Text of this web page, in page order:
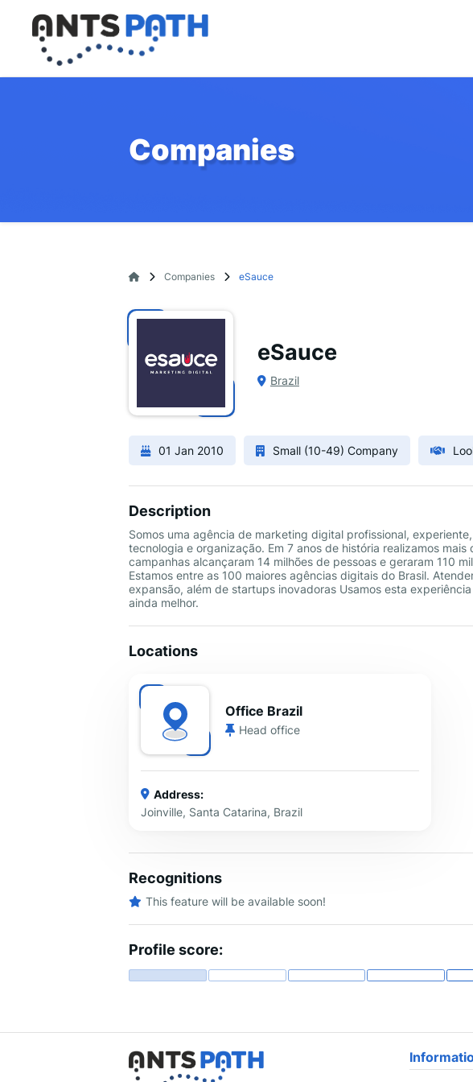
Companies
Companies eSauce
eSauce
Brazil
01 Jan 2010 Small (10-49) Company
Description
Somos uma agência de marketing digital profissional,
tecnologia e organização. Em 7 anos de história realizamos
campanhas alcançaram 14 milhões de pessoas e geraram 110
Estamos entre as 100 maiores agências digitais do Brasil.
expansão, além de startups inovadoras Usamos esta
ainda melhor.
Locations
Office Brazil
Head office
Address:
Joinville, Santa Catarina, Brazil
Recognitions
This feature will be available soon!
Profile score: